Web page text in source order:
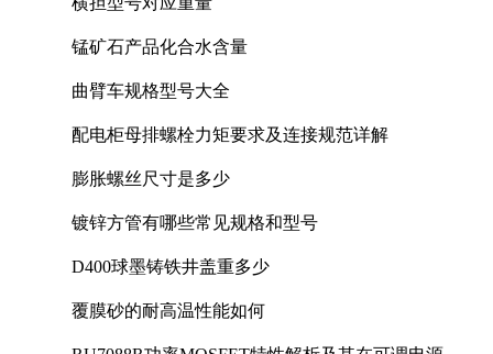
锰矿石产品化合水含量
曲臂车规格型号大全
配电柜母排螺栓力矩要求及连接规范详解
膨胀螺丝尺寸是多少
镀锌方管有哪些常见规格和型号
D400球墨铸铁井盖重多少
覆膜砂的耐高温性能如何